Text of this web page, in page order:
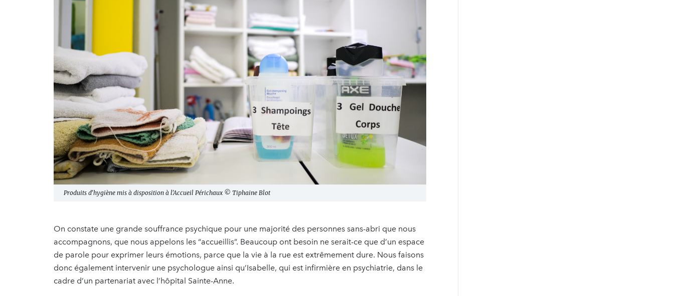
Produits d'hygiène mis à disposition à l'Accueil Périchaux © Tiphaine Blot
On constate une grande souffrance psychique pour une majorité des personnes sans-abri que nous
accompagnons, que nous appelons les “accueillis”. Beaucoup ont besoin ne serait-ce que d’un espace
de parole pour exprimer leurs émotions, parce que la vie à la rue est extrêmement dure. Nous faisons
donc également intervenir une psychologue ainsi qu’Isabelle, qui est infirmière en psychiatrie, dans le
cadre d’un partenariat avec l’hôpital Sainte-Anne.